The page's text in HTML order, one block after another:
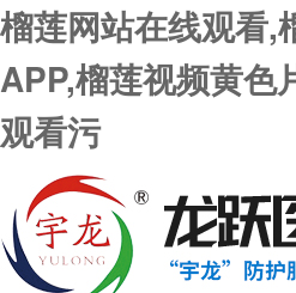
榴莲网站在线观看,
APP,榴莲视频黄色
观看污